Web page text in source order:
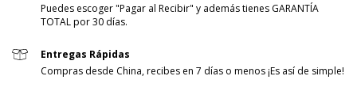
Puedes escoger "Pagar al Recibir" y además tienes GARANTÍA
TOTAL por 30 días.
Entregas Rápidas
Compras desde China, recibes en 7 días o menos ¡Es así de simple!